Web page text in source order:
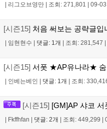
| 리그오브영만 | 조회: 271,801 | 09-03
[시즌15] 처음 써보는 공략글입
| 임현현수 | 댓글: 1개 | 조회: 281,547 |
[시즌15] 서폿 ★AP유나라★ 숨
| 인베는베인 | 댓글: 1개 | 조회:
[시즌15] [GM]AP 샤코
| Fkffhfan | 댓글: 2개 | 조회: 449,299 |